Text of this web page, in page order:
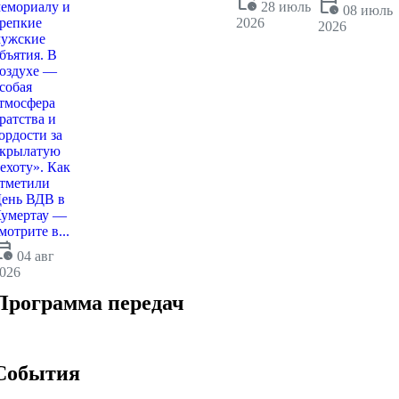
и
В
—
и
за
Как
ВДВ в
—
в...
04 авг
28 июль
2026
08 июль
2026
передач